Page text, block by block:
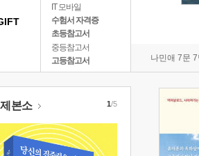
IT 모바일
수험서 자격증
초등참고서
중등참고서
고등참고서
나민애 7문
본소 1/5